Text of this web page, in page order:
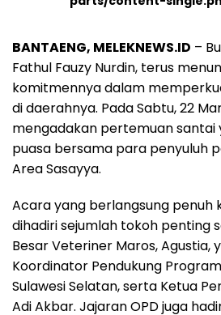
BANTAENG, MELEKNEWS.ID –
Fathul Fauzy Nurdin, terus
komitmennya dalam
di daerahnya. Pada Sabtu, 22
mengadakan pertemuan santai
puasa bersama para penyuluh
Area Sasayya.
Acara yang berlangsung penuh
dihadiri sejumlah tokoh penting
Besar Veteriner Maros, Agustia,
Koordinator Pendukung
Sulawesi Selatan, serta Ketua
Adi Akbar. Jajaran OPD juga